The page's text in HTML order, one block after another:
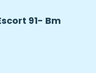
91- Bm